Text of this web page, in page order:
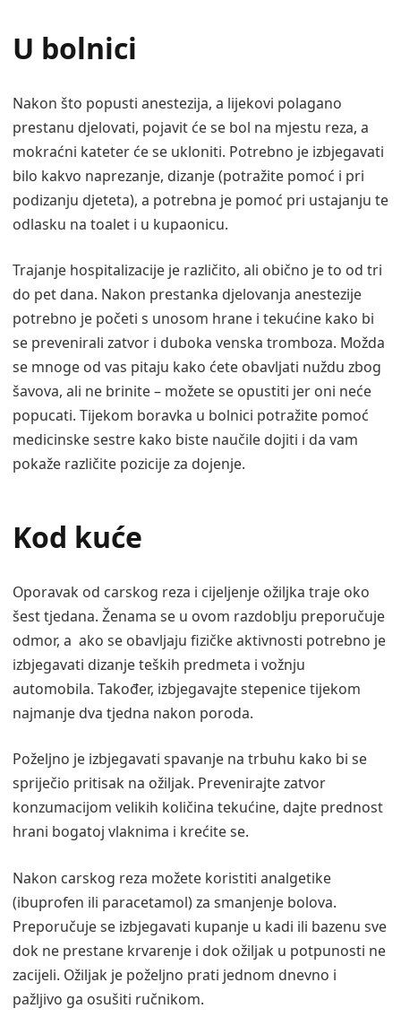
U bolnici
Nakon što popusti anestezija, a lijekovi polagano
prestanu djelovati, pojavit će se bol na mjestu reza, a
mokraćni kateter će se ukloniti. Potrebno je izbjegavati
bilo kakvo naprezanje, dizanje (potražite pomoć i pri
podizanju djeteta), a potrebna je pomoć pri ustajanju te
odlasku na toalet i u kupaonicu.
Trajanje hospitalizacije je različito, ali obično je to od tri
do pet dana. Nakon prestanka djelovanja anestezije
potrebno je početi s unosom hrane i tekućine kako bi
se prevenirali zatvor i duboka venska tromboza. Možda
se mnoge od vas pitaju kako ćete obavljati nuždu zbog
šavova, ali ne brinite – možete se opustiti jer oni neće
popucati. Tijekom boravka u bolnici potražite pomoć
medicinske sestre kako biste naučile dojiti i da vam
pokaže različite pozicije za dojenje.
Kod kuće
Oporavak od carskog reza i cijeljenje ožiljka traje oko
šest tjedana. Ženama se u ovom razdoblju preporučuje
odmor, a ako se obavljaju fizičke aktivnosti potrebno je
izbjegavati dizanje teških predmeta i vožnju
automobila. Također, izbjegavajte stepenice tijekom
najmanje dva tjedna nakon poroda.
Poželjno je izbjegavati spavanje na trbuhu kako bi se
spriječio pritisak na ožiljak. Prevenirajte zatvor
konzumacijom velikih količina tekućine, dajte prednost
hrani bogatoj vlaknima i krećite se.
Nakon carskog reza možete koristiti analgetike
(ibuprofen ili paracetamol) za smanjenje bolova.
Preporučuje se izbjegavati kupanje u kadi ili bazenu sve
dok ne prestane krvarenje i dok ožiljak u potpunosti ne
zacijeli. Ožiljak je poželjno prati jednom dnevno i
pažljivo ga osušiti ručnikom.